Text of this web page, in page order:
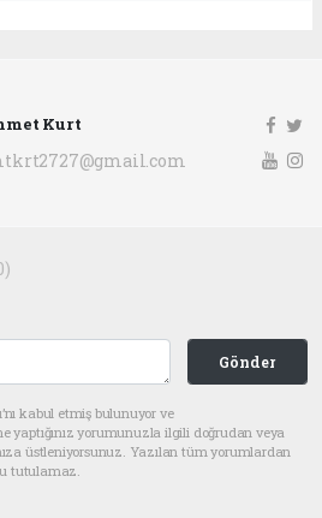
Kurt
Gönder
kabul etmiş bulunuyor ve
yaptığınız yorumunuzla ilgili doğrudan veya
üstleniyorsunuz. Yazılan tüm yorumlardan
tutulamaz.